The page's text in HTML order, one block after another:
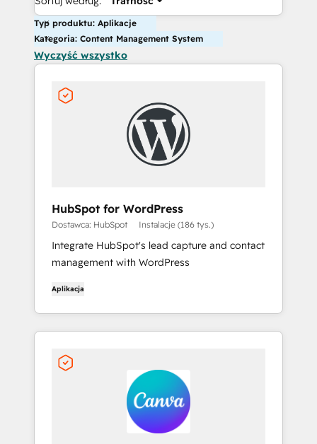
Typ produktu: Aplikacje
Kategoria: Content Management System
Wyczyść wszystko
HubSpot for WordPress
Dostawca: HubSpot Instalacje (186 tys.)
Integrate HubSpot's lead capture and contact
management with WordPress
Aplikacja